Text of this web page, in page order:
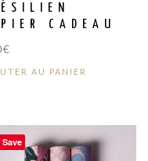
CADEAU
€
AU PANIER
Save